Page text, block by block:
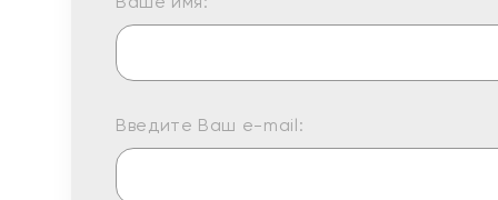
Введите Ваш e-mail: